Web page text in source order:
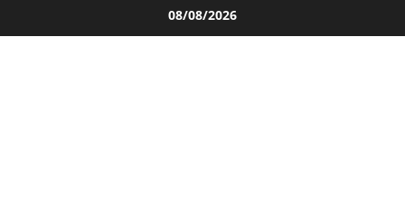
al
08/08/2026